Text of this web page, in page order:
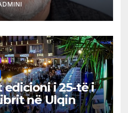
i 25-të i
në Ulqin